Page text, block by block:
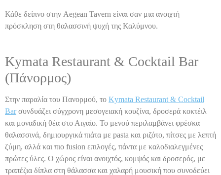
Κάθε δείπνο στην Aegean Tavern είναι σαν μια ανοιχτή
πρόσκληση στη θαλασσινή ψυχή της Καλύμνου.
Kymata Restaurant & Cocktail Bar
(Πάνορμος)
Στην παραλία του Πανορμού, το Kymata Restaurant & Cocktail
Barσυνδυάζει σύγχρονη μεσογειακή κουζίνα, δροσερά κοκτέιλ
και μοναδική θέα στο Αιγαίο. Το μενού περιλαμβάνει φρέσκα
θαλασσινά, δημιουργικά πιάτα με pasta και ριζότο, πίτσες με λεπτή
ζύμη, αλλά και πιο fusion επιλογές, πάντα με καλοδιαλεγμένες
πρώτες ύλες. Ο χώρος είναι ανοιχτός, κομψός και δροσερός, με
τραπέζια δίπλα στη θάλασσα και χαλαρή μουσική που συνοδεύει